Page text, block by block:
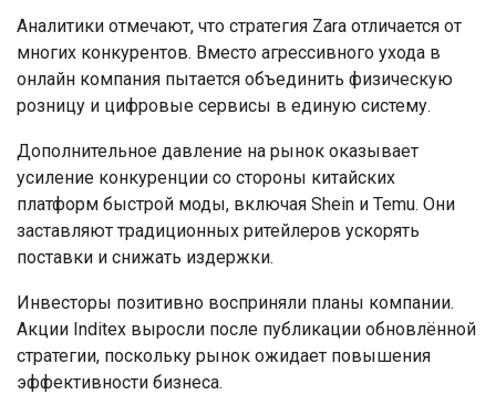
Аналитики отмечают, что стратегия Zara отличается от
многих конкурентов. Вместо агрессивного ухода в
онлайн компания пытается объединить физическую
розницу и цифровые сервисы в единую систему.
Дополнительное давление на рынок оказывает
усиление конкуренции со стороны китайских
платформ быстрой моды, включая Shein и Temu. Они
заставляют традиционных ритейлеров ускорять
поставки и снижать издержки.
Инвесторы позитивно восприняли планы компании.
Акции Inditex выросли после публикации обновлённой
стратегии, поскольку рынок ожидает повышения
эффективности бизнеса.